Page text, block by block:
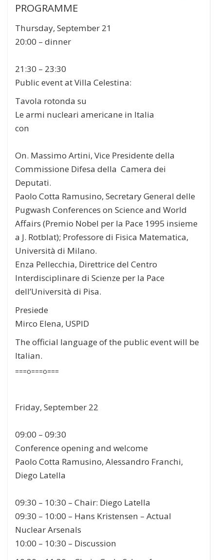
PROGRAMME
Thursday, September 21
20:00 – dinner
21:30 – 23:30
Public event at Villa Celestina:
Tavola rotonda su
Le armi nucleari americane in Italia
con
On. Massimo Artini, Vice Presidente della
Commissione Difesa della Camera dei
Deputati.
Paolo Cotta Ramusino, Secretary General delle
Pugwash Conferences on Science and World
Affairs (Premio Nobel per la Pace 1995 insieme
a J. Rotblat); Professore di Fisica Matematica,
Università di Milano.
Enza Pellecchia, Direttrice del Centro
Interdisciplinare di Scienze per la Pace
dell’Università di Pisa.
Presiede
Mirco Elena, USPID
The official language of the public event will be
Italian.
===o===o===
Friday, September 22
09:00 – 09:30
Conference opening and welcome
Paolo Cotta Ramusino, Alessandro Franchi,
Diego Latella
09:30 – 10:30 – Chair: Diego Latella
09:30 – 10:00 – Hans Kristensen – Actual
Nuclear Arsenals
10:00 – 10:30 – Discussion